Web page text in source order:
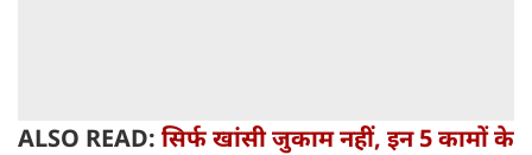
ALSO READ: सिर्फ खांसी जुकाम नहीं, इन 5 कामों के